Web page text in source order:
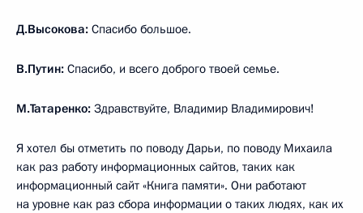
Д.Высокова: Спасибо большое.
В.Путин: Спасибо, и всего доброго твоей семье.
М.Татаренко: Здравствуйте, Владимир Владимирович!
Я хотел бы отметить по поводу Дарьи, по поводу Михаила
как раз работу информационных сайтов, таких как
информационный сайт «Книга памяти». Они работают
на уровне как раз сбора информации о таких людях, как их